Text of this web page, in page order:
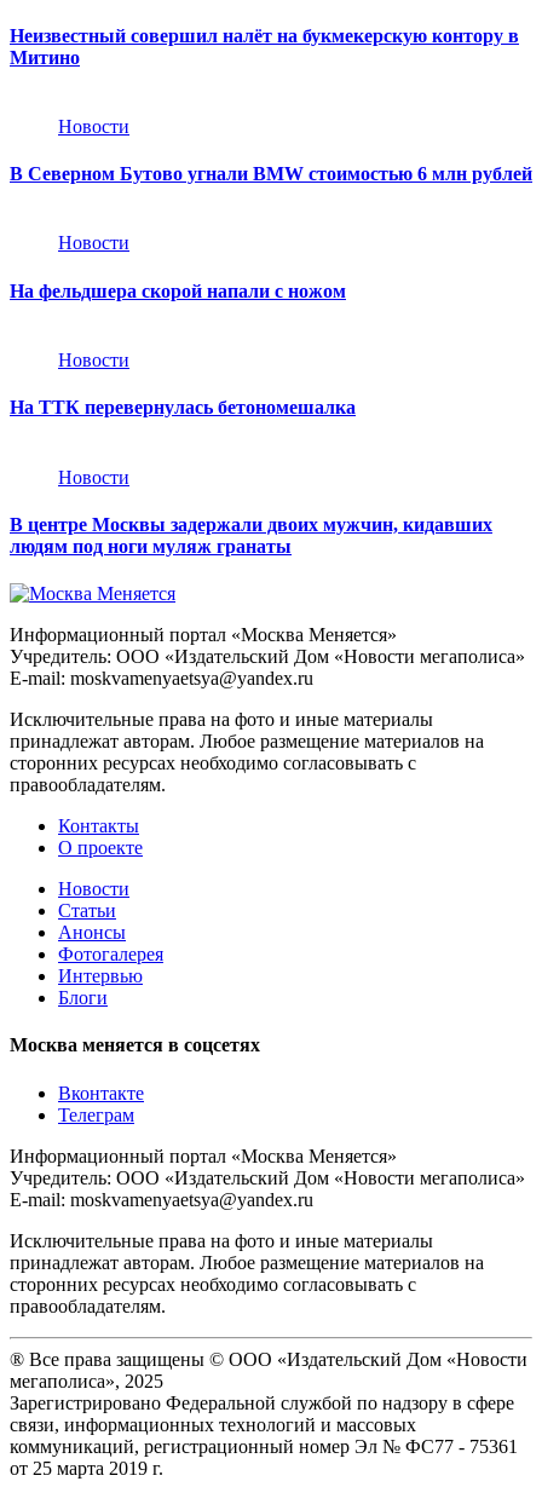
Неизвестный совершил налёт на букмекерскую контору в
Митино
Новости
В Северном Бутово угнали BMW стоимостью 6 млн рублей
Новости
На фельдшера скорой напали с ножом
Новости
На ТТК перевернулась бетономешалка
Новости
В центре Москвы задержали двоих мужчин, кидавших
людям под ноги муляж гранаты
Информационный портал «Москва Меняется»
Учредитель: ООО «Издательский Дом «Новости мегаполиса»
E-mail: moskvamenyaetsya@yandex.ru
Исключительные права на фото и иные материалы
принадлежат авторам. Любое размещение материалов на
сторонних ресурсах необходимо согласовывать с
правообладателям.
Контакты
О проекте
Новости
Статьи
Анонсы
Фотогалерея
Интервью
Блоги
Москва меняется в соцсетях
Вконтакте
Телеграм
Информационный портал «Москва Меняется»
Учредитель: ООО «Издательский Дом «Новости мегаполиса»
E-mail: moskvamenyaetsya@yandex.ru
Исключительные права на фото и иные материалы
принадлежат авторам. Любое размещение материалов на
сторонних ресурсах необходимо согласовывать с
правообладателям.
® Все права защищены © ООО «Издательский Дом «Новости
мегаполиса», 2025
Зарегистрировано Федеральной службой по надзору в сфере
связи, информационных технологий и массовых
коммуникаций, регистрационный номер Эл № ФС77 - 75361
от 25 марта 2019 г.